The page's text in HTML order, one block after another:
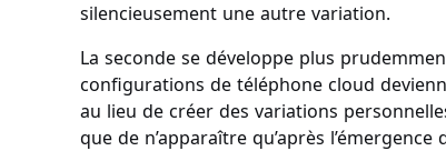
silencieusement une autre variation.
La seconde se développe plus
configurations de téléphone cloud
au lieu de créer des variations
que de n’apparaître qu’après l’émergence